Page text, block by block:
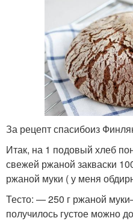
За рецепт спасибоиз
Итак, на 1 подовый хлеб
свежей ржаной закваски
ржаной муки ( у меня
Тесто: — 250 г ржаной
получилось густое можно